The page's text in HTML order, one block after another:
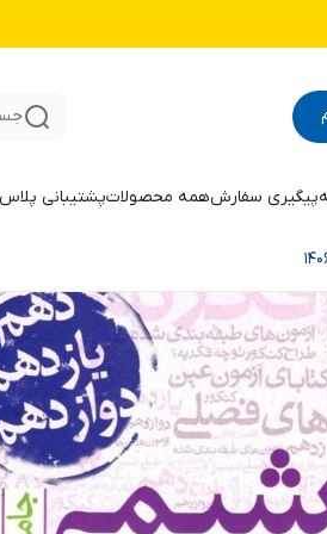
پیگیری سفارشهمه محصولاتپشتیبانی پلاس